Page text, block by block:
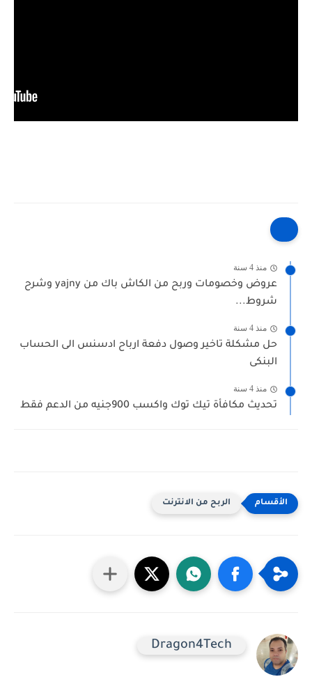
منذ 4 سنة
عروض وخصومات وربح من الكاش باك من yajny وشرح
شروط...
منذ 4 سنة
حل مشكلة تاخير وصول دفعة ارباح ادسنس الى الحساب
البنكى
منذ 4 سنة
تحديث مكافأة تيك توك واكسب 900جنيه من الدعم فقط
الربح من الانترنت
Dragon4Tech